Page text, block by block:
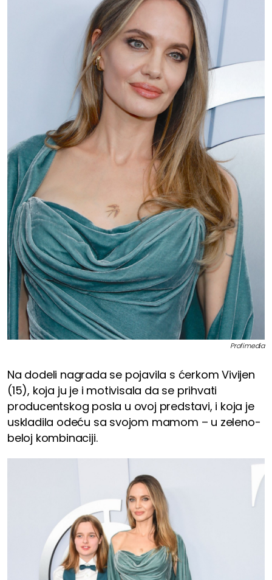
Profimedia
Na dodeli nagrada se pojavila s ćerkom Vivijen
(15), koja ju je i motivisala da se prihvati
producentskog posla u ovoj predstavi, i koja je
uskladila odeću sa svojom mamom – u zeleno-
beloj kombinaciji.